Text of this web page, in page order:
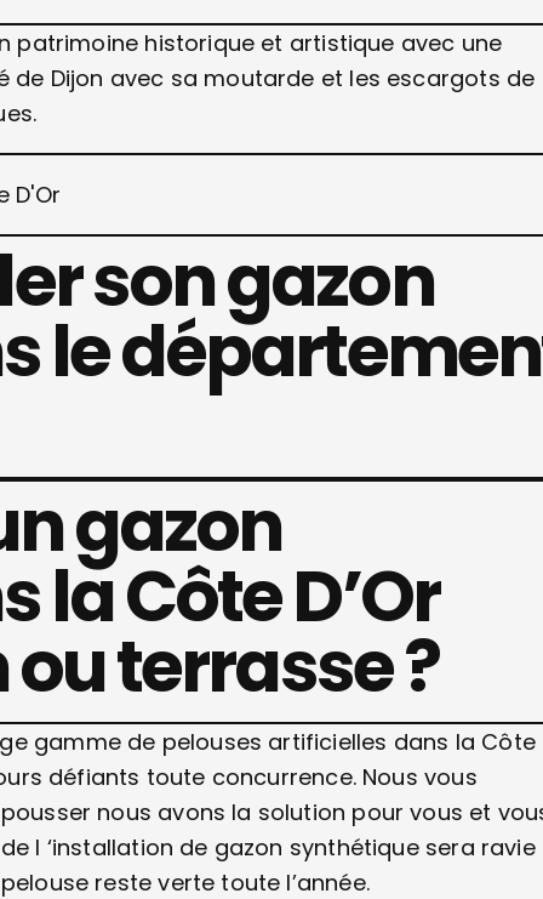
patrimoine historique et artistique avec une
Dijon avec sa moutarde et les escargots de
son gazon
le
gazon
Côte D’Or
terrasse ?
gamme de pelouses artificielles dans la Côte
défiants toute concurrence. Nous vous
nous avons la solution pour vous et
l ‘installation de gazon synthétique sera ravie
reste verte toute l’année.